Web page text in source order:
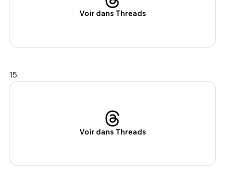
Voir dans Threads
15.
Voir dans Threads